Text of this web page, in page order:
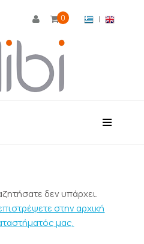
 0 |
δεν υπάρχει.
στην αρχική
μας.